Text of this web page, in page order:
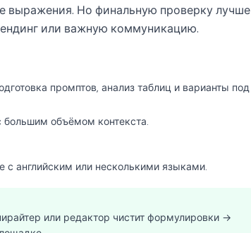
выражения. Но финальную проверку лучше
или важную коммуникацию.
промптов, анализ таблиц и варианты под
большим объёмом контекста.
с английским или несколькими языками.
или редактор чистит формулировки →